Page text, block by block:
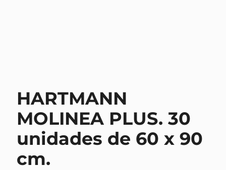
HARTMANN
MOLINEA PLUS. 30
unidades de 60 x 90
cm.